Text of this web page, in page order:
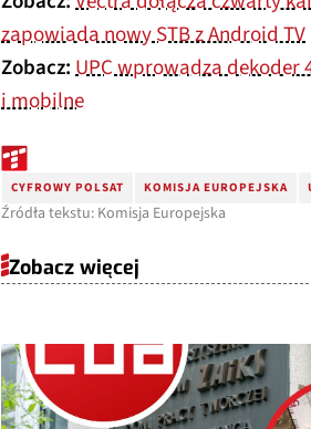
zapowiada nowy STB z Android TV
Zobacz:UPC wprowadza dekoder
i mobilne
CYFROWY POLSAT KOMISJA EUROPEJSKA
Źródła tekstu: Komisja Europejska
Zobacz więcej